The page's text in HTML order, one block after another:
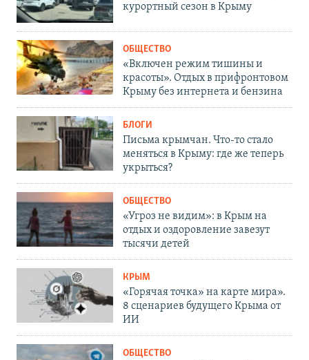
курортный сезон в Крыму
ОБЩЕСТВО
«Включен режим тишины и
красоты». Отдых в прифронтовом
Крыму без интернета и бензина
БЛОГИ
Письма крымчан. Что-то стало
меняться в Крыму: где же теперь
укрыться?
ОБЩЕСТВО
«Угроз не видим»: в Крым на
отдых и оздоровление завезут
тысячи детей
КРЫМ
«Горячая точка» на карте мира».
8 сценариев будущего Крыма от
ИИ
ОБЩЕСТВО